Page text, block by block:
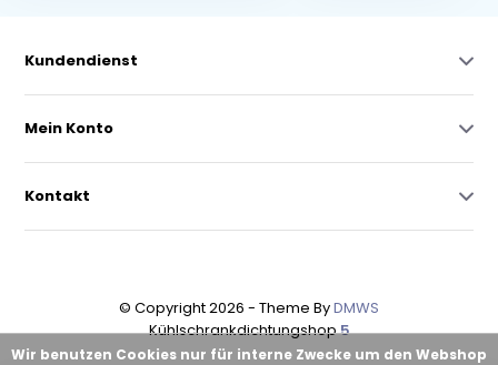
Kundendienst
Mein Konto
Kontakt
© Copyright 2026 - Theme ByDMWS
Kühlschrankdichtungshop5
Wir benutzen Cookies nur für interne Zwecke um den Webshop